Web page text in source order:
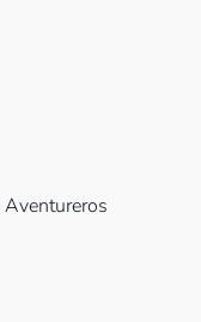
Aventureros